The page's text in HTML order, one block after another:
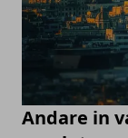
Andare in